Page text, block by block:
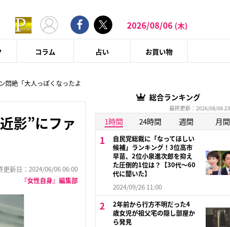
2026/08/06 (木)
コラム 占い お買い物
悶絶「大人っぽくなったよ
影”にファ
更新日：2024/06/06 06:00
『女性自身』編集部
総合ランキング
最終更新：2026/08/06
1時間 24時間 週間 月間
自民党総裁に「なってほしい
候補」ランキング！3位高市
早苗、2位小泉進次郎を抑え
た圧倒的1位は？【30代〜60
代に聞いた】
2024/09/26 11:00
2年前から行方不明だった4
歳女児が祖父宅の隠し部屋か
ら発見